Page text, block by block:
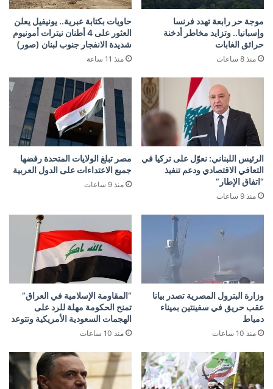
موجة حر رابعة تهدد فرنسا
وإسبانيا.. وتزايد مخاطر أدخنة
حرائق الغابات
منذ 8 ساعات
حاويات بكتابة عبرية.. يونيفيل يعلن
العثور على 4 أطنان نيترات أمونيوم
شديدة الانفجار جنوب لبنان (صور)
منذ 11 ساعة
الرئيس اللبناني: نعوّل على تركيا في
التعافي الاقتصادي ودعم تنفيذ
“اتفاق الإطار”
منذ 9 ساعات
مصر تبلغ الولايات المتحدة رفضها
جميع الاعتداءات على الدول العربية
منذ 9 ساعات
وزارة البترول المصرية تصدر بيانا
عقب حريق في سفينتين بميناء
دمياط
منذ 10 ساعات
“المقاومة الإسلامية في العراق”
تمنح الحكومة مهلة للرد على
الهجمات السعودية الأمريكية وتتوعد
منذ 10 ساعات